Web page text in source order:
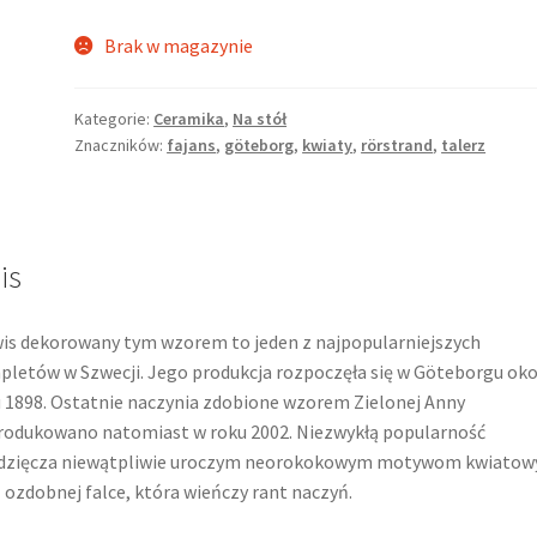
Brak w magazynie
Kategorie: Ceramika, Na stół
Znaczników: fajans, göteborg, kwiaty, rörstrand, talerz
dekorowany tym wzorem to jeden z najpopularniejszych
w Szwecji. Jego produkcja rozpoczęła się w Göteborgu
Ostatnie naczynia zdobione wzorem Zielonej Anny
natomiast w roku 2002. Niezwykłą popularność
niewątpliwie uroczym neorokokowym motywom
falce, która wieńczy rant naczyń.